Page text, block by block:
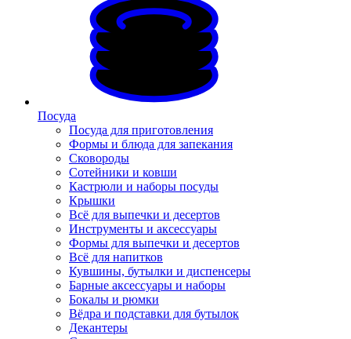
Посуда
Посуда для приготовления
Формы и блюда для запекания
Сковороды
Сотейники и ковши
Кастрюли и наборы посуды
Крышки
Всё для выпечки и десертов
Инструменты и аксессуары
Формы для выпечки и десертов
Всё для напитков
Кувшины, бутылки и диспенсеры
Барные аксессуары и наборы
Бокалы и рюмки
Вёдра и подставки для бутылок
Декантеры